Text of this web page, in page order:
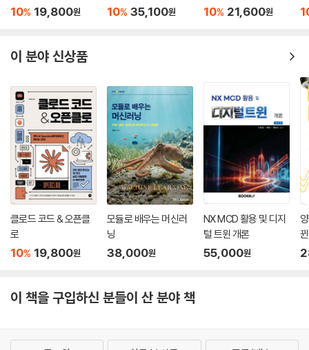
10% 19,800원 10% 35,100원
포 with 클로드 코드
10% 21,600원
이 분야 신상품
클로드 코드 & 오픈클
로
10% 19,800원
모듈로 배우는 머신러
닝
38,000원
NX MCD 활용 및 디지
털 트윈 개론
55,000원
이 책을 구입하신 분들이 산 분야 책